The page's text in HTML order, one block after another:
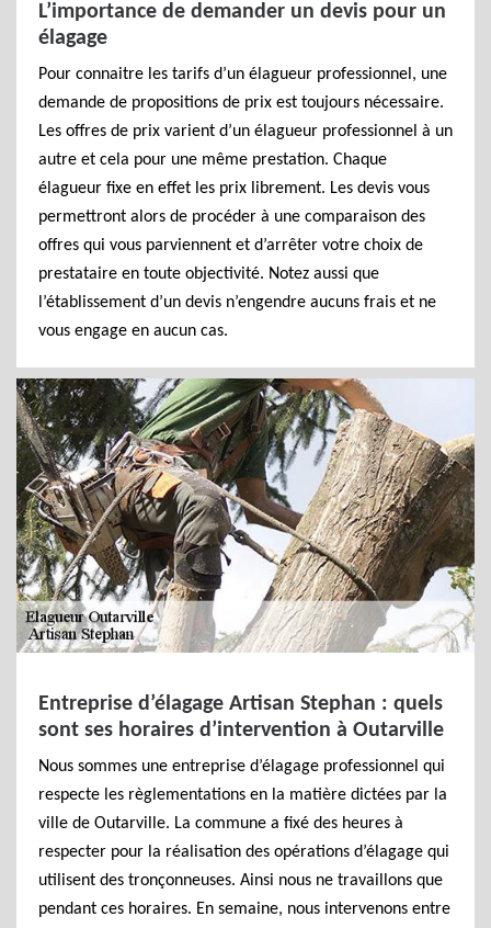
L’importance de demander un devis pour un
élagage
Pour connaitre les tarifs d’un élagueur professionnel, une
demande de propositions de prix est toujours nécessaire.
Les offres de prix varient d’un élagueur professionnel à un
autre et cela pour une même prestation. Chaque
élagueur fixe en effet les prix librement. Les devis vous
permettront alors de procéder à une comparaison des
offres qui vous parviennent et d’arrêter votre choix de
prestataire en toute objectivité. Notez aussi que
l’établissement d’un devis n’engendre aucuns frais et ne
vous engage en aucun cas.
Entreprise d’élagage Artisan Stephan : quels
sont ses horaires d’intervention à Outarville
Nous sommes une entreprise d’élagage professionnel qui
respecte les règlementations en la matière dictées par la
ville de Outarville. La commune a fixé des heures à
respecter pour la réalisation des opérations d’élagage qui
utilisent des tronçonneuses. Ainsi nous ne travaillons que
pendant ces horaires. En semaine, nous intervenons entre